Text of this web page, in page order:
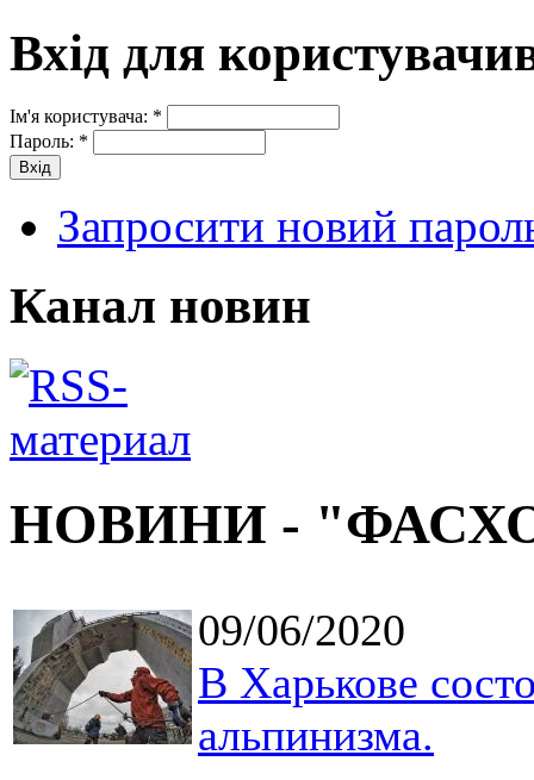
Вхід для
Ім'я користувача: *
Пароль: *
Запросити новий
Канал новин
НОВИНИ -
09/06/2020
В Харькове
альпинизма.